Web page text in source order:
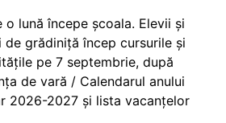
o lună începe școala. Elevii și
de grădiniță încep cursurile și
pe 7 septembrie, după
de vară / Calendarul anului
2026-2027 și lista vacanțelor